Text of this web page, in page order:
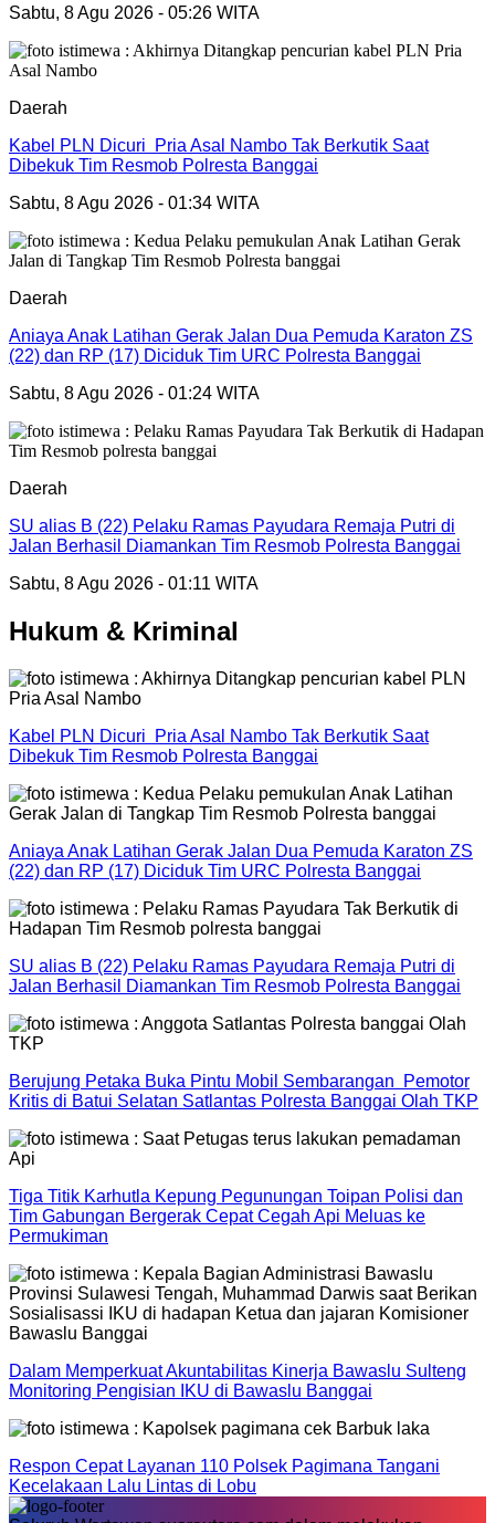
Sabtu, 8 Agu 2026 - 05:26 WITA
Daerah
Kabel PLN Dicuri Pria Asal Nambo Tak Berkutik Saat
Dibekuk Tim Resmob Polresta Banggai
Sabtu, 8 Agu 2026 - 01:34 WITA
Daerah
Aniaya Anak Latihan Gerak Jalan Dua Pemuda Karaton ZS
(22) dan RP (17) Diciduk Tim URC Polresta Banggai
Sabtu, 8 Agu 2026 - 01:24 WITA
Daerah
SU alias B (22) Pelaku Ramas Payudara Remaja Putri di
Jalan Berhasil Diamankan Tim Resmob Polresta Banggai
Sabtu, 8 Agu 2026 - 01:11 WITA
Hukum & Kriminal
Kabel PLN Dicuri Pria Asal Nambo Tak Berkutik Saat
Dibekuk Tim Resmob Polresta Banggai
Aniaya Anak Latihan Gerak Jalan Dua Pemuda Karaton ZS
(22) dan RP (17) Diciduk Tim URC Polresta Banggai
SU alias B (22) Pelaku Ramas Payudara Remaja Putri di
Jalan Berhasil Diamankan Tim Resmob Polresta Banggai
Berujung Petaka Buka Pintu Mobil Sembarangan Pemotor
Kritis di Batui Selatan Satlantas Polresta Banggai Olah TKP
Tiga Titik Karhutla Kepung Pegunungan Toipan Polisi dan
Tim Gabungan Bergerak Cepat Cegah Api Meluas ke
Permukiman
Dalam Memperkuat Akuntabilitas Kinerja Bawaslu Sulteng
Monitoring Pengisian IKU di Bawaslu Banggai
Respon Cepat Layanan 110 Polsek Pagimana Tangani
Kecelakaan Lalu Lintas di Lobu